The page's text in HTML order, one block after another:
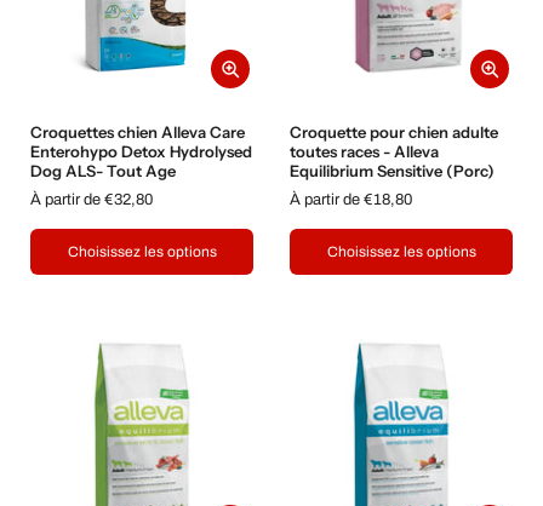
Croquettes chien Alleva Care
Enterohypo Detox Hydrolysed
Dog ALS- Tout Age
À partir de €32,80
Choisissez les options
Croquette pour chien adulte
toutes races - Alleva
Equilibrium Sensitive (Porc)
À partir de €18,80
Choisissez les options